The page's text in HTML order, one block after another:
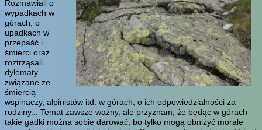
Rozmawiali o
wypadkach w
górach, o
upadkach w
przepaść i
śmierci oraz
roztrząsali
dylematy
związane ze
śmiercią
wspinaczy, alpinistów itd. w górach, o ich odpowiedzialności za
rodziny... Temat zawsze ważny, ale przyznam, że będąc w górach
takie gadki można sobie darować, bo tylko mogą obniżyć morale